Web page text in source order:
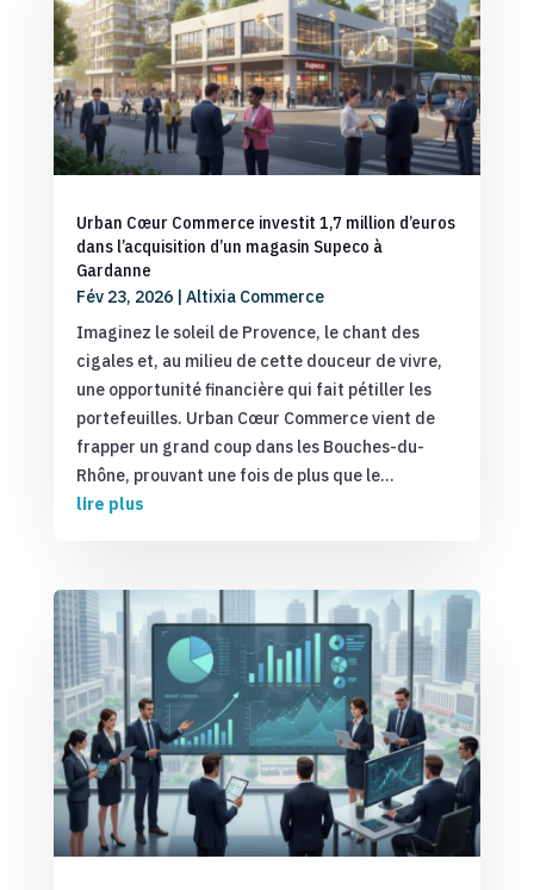
Urban Cœur Commerce investit 1,7 million d’euros
dans l’acquisition d’un magasin Supeco à
Gardanne
Fév 23, 2026| Altixia Commerce
Imaginez le soleil de Provence, le chant des
cigales et, au milieu de cette douceur de vivre,
une opportunité financière qui fait pétiller les
portefeuilles. Urban Cœur Commerce vient de
frapper un grand coup dans les Bouches-du-
Rhône, prouvant une fois de plus que le...
lire plus